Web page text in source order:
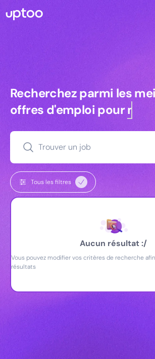
Recherchez parmi les
Recherchez parmi les
offres d'emploi pour
Trouver un job
Tous les filtres
Aucun résultat :/
Vous pouvez modifier vos critères de recherche
résultats